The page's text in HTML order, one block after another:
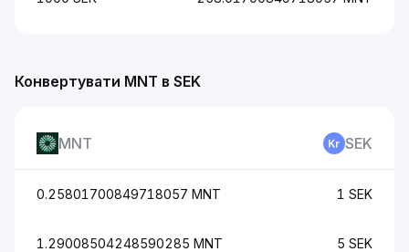
Конвертувати MNT в SEK
MNT SEK
0.25801700849718057 MNT 1 SEK
1.29008504248590285 MNT 5 SEK